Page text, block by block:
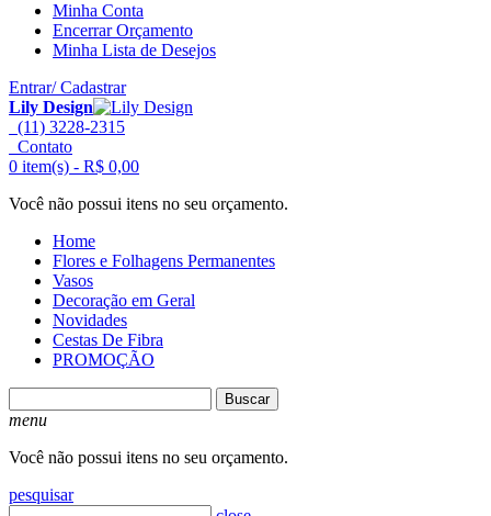
Minha Conta
Encerrar Orçamento
Minha Lista de Desejos
Entrar/ Cadastrar
Lily Design
(11) 3228-2315
Contato
0 item(s) - R$ 0,00
Você não possui itens no seu orçamento.
Home
Flores e Folhagens Permanentes
Vasos
Decoração em Geral
Novidades
Cestas De Fibra
PROMOÇÃO
Buscar
menu
Você não possui itens no seu orçamento.
pesquisar